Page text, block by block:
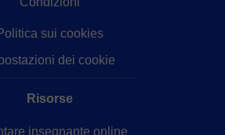
sui cookies
dei cookie
Risorse
insegnante online